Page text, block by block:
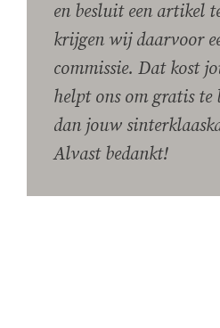
en besluit een artikel
krijgen wij daarvoor
commissie. Dat kost
helpt ons om gratis
dan jouw
Alvast bedankt!